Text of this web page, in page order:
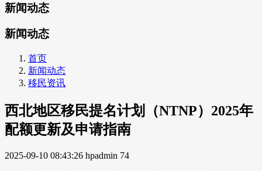
新闻动态
新闻动态
首页
新闻动态
移民资讯
西北地区移民提名计划（NTNP）2025年
配额更新及申请指南
2025-09-10 08:43:26 hpadmin 74